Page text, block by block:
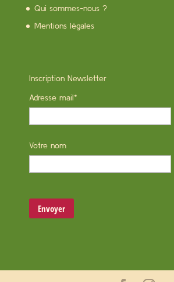
Qui sommes-nous ?
Mentions légales
Inscription Newsletter
Adresse mail*
Votre nom